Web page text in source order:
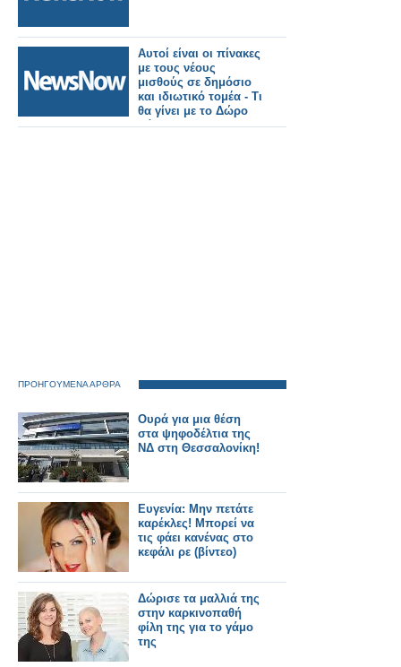
Αυτοί είναι οι πίνακες
με τους νέους
μισθούς σε δημόσιο
και ιδιωτικό τομέα - Τι
θα γίνει με το Δώρο
Πάσχα;
ΠΡΟΗΓΟΥΜΕΝΑ ΑΡΘΡΑ
Oυρά για μια θέση
στα ψηφοδέλτια της
ΝΔ στη Θεσσαλονίκη!
Ευγενία: Μην πετάτε
καρέκλες! Μπορεί να
τις φάει κανένας στο
κεφάλι ρε (βίντεο)
Δώρισε τα μαλλιά της
στην καρκινοπαθή
φίλη της για το γάμο
της